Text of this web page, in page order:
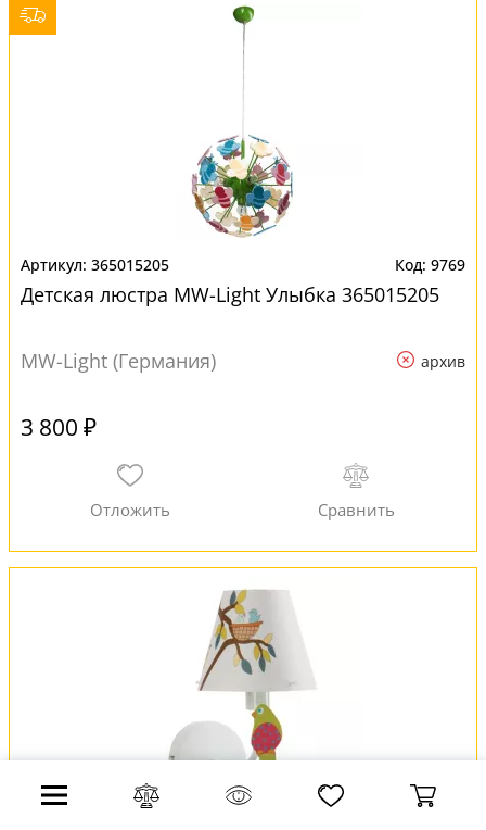
365015205 9769
Детская люстра MW-Light Улыбка 365015205
MW-Light (Германия) архив
3 800 ₽